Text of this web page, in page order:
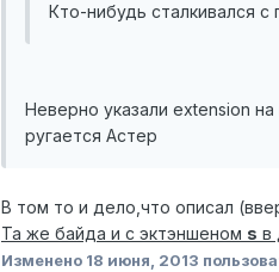
Кто-нибудь сталкивался
Неверно указали extension
ругается Астер
В том то и дело,что описал
Та же байда и с эктэншеном s в
Изменено 18 июня, 2013